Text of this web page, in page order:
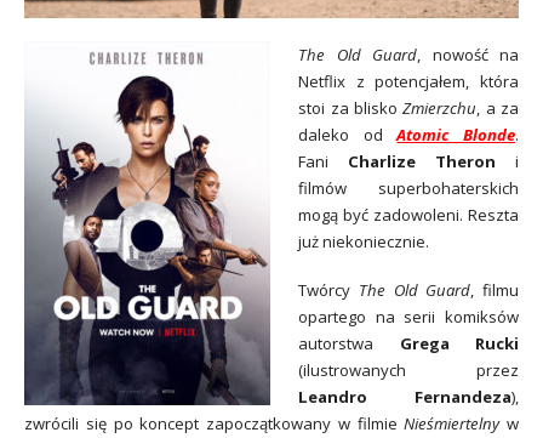
The Old Guard, nowość na
Netflix z potencjałem, która
stoi za bliskoZmierzchu, a za
daleko odAtomic Blonde.
Fani Charlize Theron i
filmów superbohaterskich
mogą być zadowoleni. Reszta
już niekoniecznie.
Twórcy The Old Guard, filmu
opartego na serii komiksów
autorstwa Grega Rucki
(ilustrowanych przez
Leandro Fernandeza),
zwrócili się po koncept zapoczątkowany w filmieNieśmiertelnyw